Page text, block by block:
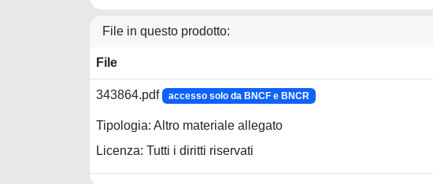
File in questo prodotto:
File
343864.pdf accesso solo da BNCF e BNCR
Tipologia: Altro materiale allegato
Licenza: Tutti i diritti riservati